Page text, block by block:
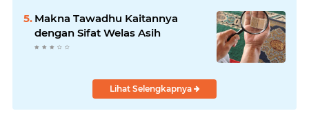
Makna Tawadhu Kaitannya
dengan Sifat Welas Asih
Lihat Selengkapnya